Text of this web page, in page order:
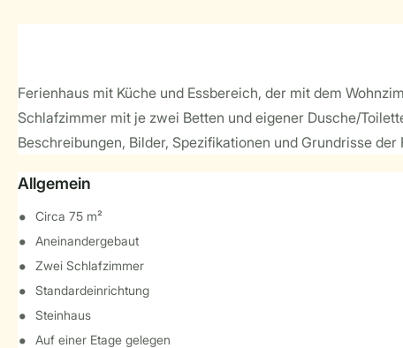
Ferienhaus mit Küche und Essbereich, der mit dem
Schlafzimmer mit je zwei Betten und eigener Dusche/
Beschreibungen, Bilder, Spezifikationen und Grundrisse
Allgemein
Circa 75 m²
Aneinandergebaut
Zwei Schlafzimmer
Standardeinrichtung
Steinhaus
Auf einer Etage gelegen